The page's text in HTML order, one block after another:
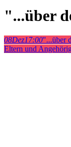
"...über
08Dez17:00"...über
Eltern und